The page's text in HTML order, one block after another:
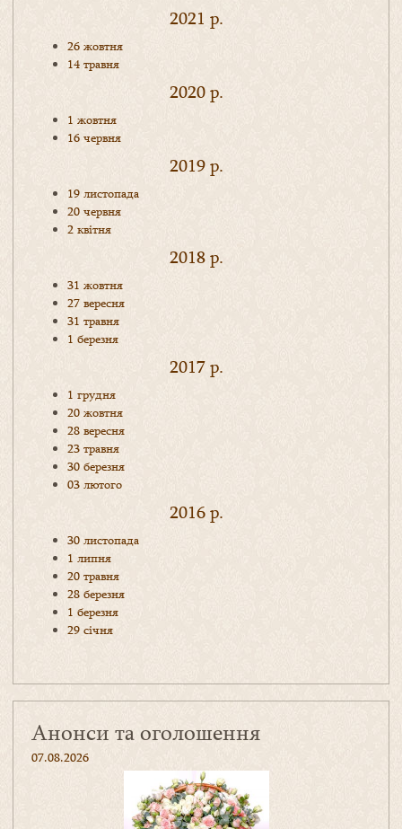
2021 р.
26 жовтня
14 травня
2020 р.
1 жовтня
16 червня
2019 р.
19 листопада
20 червня
2 квітня
2018 р.
31 жовтня
27 вересня
31 травня
1 березня
2017 р.
1 грудня
20 жовтня
28 вересня
23 травня
30 березня
03 лютого
2016 р.
30 листопада
1 липня
20 травня
28 березня
1 березня
29 січня
Анонси та оголошення
07.08.2026